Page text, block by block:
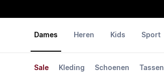
Dames
Sale Kleding Schoenen Tassen
Heren Kids Sport